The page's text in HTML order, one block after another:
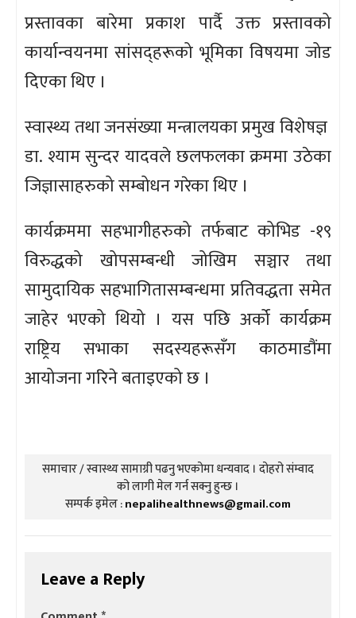
प्रस्तावका बारेमा प्रकाश पार्दै उक्त प्रस्तावको
कार्यान्वयनमा सांसद्हरूको भूमिका विषयमा जोड
दिएका थिए ।
स्वास्थ्य तथा जनसंख्या मन्त्रालयका प्रमुख विशेषज्ञ
डा. श्याम सुन्दर यादवले छलफलका क्रममा उठेका
जिज्ञासाहरुको सम्बोधन गरेका थिए ।
कार्यक्रममा सहभागीहरुको तर्फबाट कोभिड -१९
विरुद्धको खोपसम्बन्धी जोखिम सञ्चार तथा
सामुदायिक सहभागितासम्बन्धमा प्रतिवद्धता समेत
जाहेर भएको थियो । यस पछि अर्को कार्यक्रम
राष्ट्रिय सभाका सदस्यहरूसँग काठमाडौंमा
आयोजना गरिने बताइएको छ ।
समाचार / स्वास्थ्य सामाग्री पढनु भएकोमा धन्यवाद । दोहरो संम्वाद
को लागी मेल गर्न सक्नु हुन्छ ।
सम्पर्क इमेल :nepalihealthnews@gmail.com
Leave a Reply